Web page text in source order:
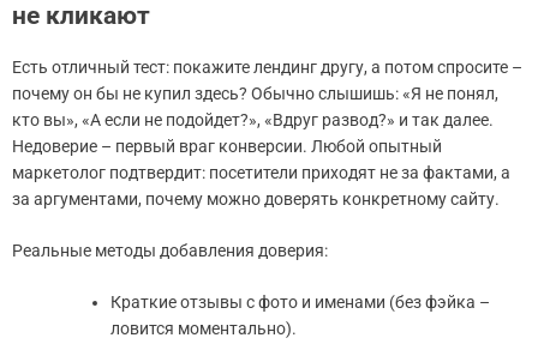
не кликают
Есть отличный тест: покажите лендинг другу, а потом спросите –
почему он бы не купил здесь? Обычно слышишь: «Я не понял,
кто вы», «А если не подойдет?», «Вдруг развод?» и так далее.
Недоверие – первый враг конверсии. Любой опытный
маркетолог подтвердит: посетители приходят не за фактами, а
за аргументами, почему можно доверять конкретному сайту.
Реальные методы добавления доверия:
Краткие отзывы с фото и именами (без фэйка –
ловится моментально).